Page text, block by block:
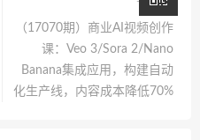
下一篇
（17070期）商业AI视频创作
课：Veo 3/Sora 2/Nano
Banana集成应用，构建自动
化生产线，内容成本降低70%